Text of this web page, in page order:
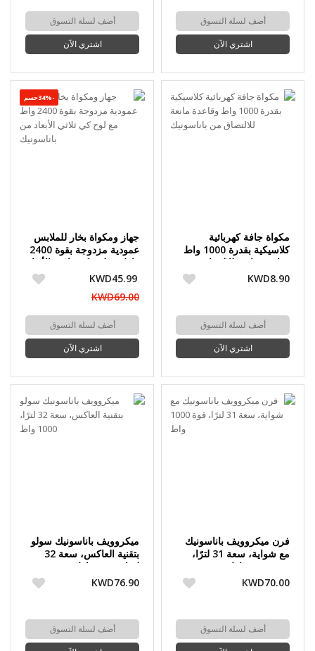
أضف لسلة التسوق
اشتري الآن
أضف لسلة التسوق
اشتري الآن
مكواة جافة كهربائية
كلاسيكية بقدرة 1000 واط
وقاعدة مانعة للالتصاق من
باناسونيك
KWD8.90
أضف لسلة التسوق
اشتري الآن
-34%حسم
جهاز ومكواة بخار للملابس
عمودية مزدوجة بقوة 2400
واط مع لوح كي ثلاثي الأبعاد
من باناسونيك
KWD45.99
KWD69.00
أضف لسلة التسوق
اشتري الآن
فرن ميكروويف باناسونيك
مع شواية، سعة 31 لترًا،
KWD70.00
أضف لسلة التسوق
ميكروويف باناسونيك سولو
بتقنية العاكس، سعة 32
لترًا، 1000 واط
KWD76.90
أضف لسلة التسوق